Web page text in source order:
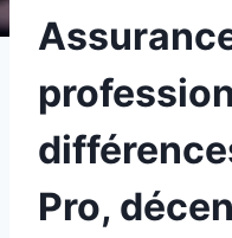
Pro,